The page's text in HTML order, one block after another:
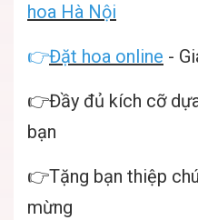
hoa Hà Nội
👉Đặt hoa online -
👉Đầy đủ kích cỡ
bạn
👉Tặng bạn thiệp
mừng